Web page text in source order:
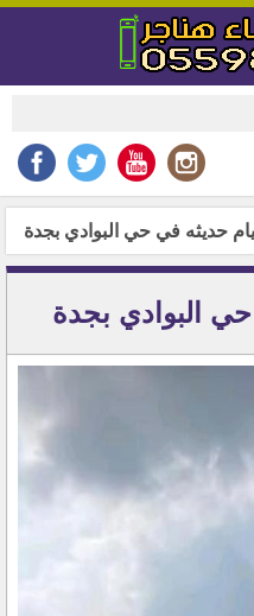
حديثه في حي البوادي بجدة
البوادي بجدة